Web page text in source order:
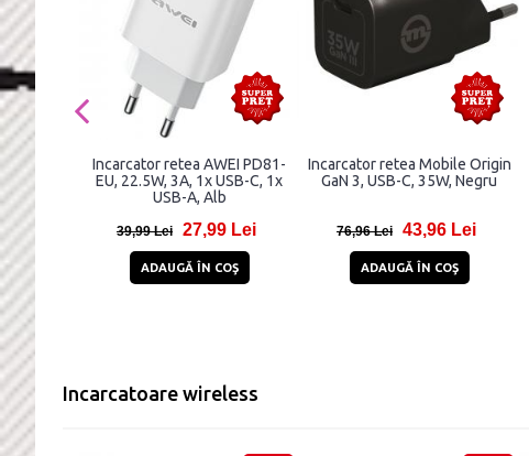
Incarcator retea AWEI PD81-
EU, 22.5W, 3A, 1x USB-C, 1x
USB-A, Alb
39,99 Lei 27,99 Lei
ADAUGĂ ÎN COŞ
Incarcator retea Mobile Origin
GaN 3, USB-C, 35W, Negru
76,96 Lei 43,96 Lei
ADAUGĂ ÎN COŞ
Incarcatoare wireless